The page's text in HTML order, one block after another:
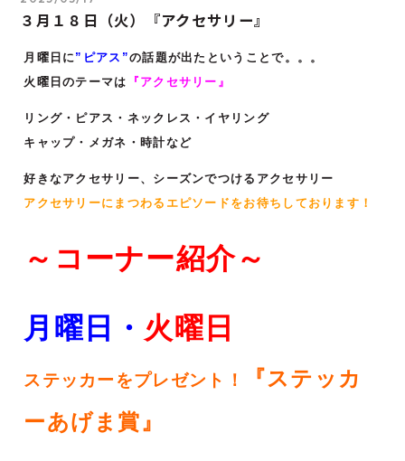
３月１８日（火）『アクセサリー』
月曜日に”ピアス”の話題が出たということで。。。
火曜日のテーマは
『アクセサリー』
リング・ピアス・ネックレス・イヤリング
キャップ・メガネ・時計など
好きなアクセサリー、シーズンでつけるアクセサリー
アクセサリーにまつわるエピソードをお待ちしております！
～コーナー紹介～
月曜日・ 火曜日
ステッカーをプレゼント！
『ステッカ
ーあげま賞』